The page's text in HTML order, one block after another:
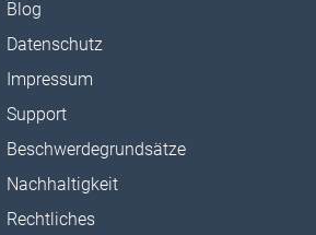
Blog
Datenschutz
Impressum
Support
Beschwerdegrundsätze
Nachhaltigkeit
Rechtliches